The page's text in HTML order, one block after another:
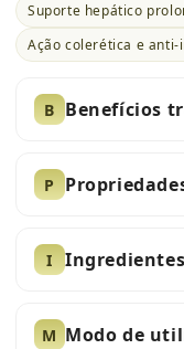
Suporte hepático
Ação colerética e
B Benefícios
P
I Ingredientes
M Modo de